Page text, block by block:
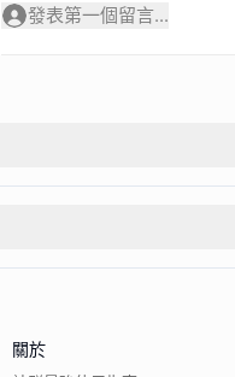
發表第一個留言...
關於